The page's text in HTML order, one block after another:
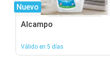
Nuevo
Alcampo
Válido en 5 días